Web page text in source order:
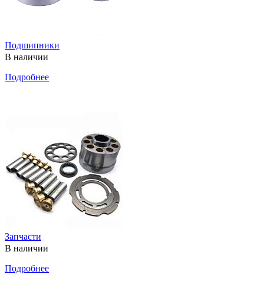
Подшипники
В наличии
Подробнее
Запчасти
В наличии
Подробнее